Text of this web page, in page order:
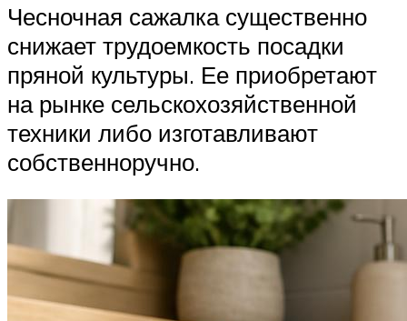
Чесночная сажалка существенно
снижает трудоемкость посадки
пряной культуры. Ее приобретают
на рынке сельскохозяйственной
техники либо изготавливают
собственноручно.